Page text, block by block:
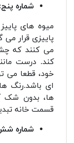
شماره
میوه های
پاییزی قرار می
می کنند که
کند. درست
خود، قطعا می
ای باشد.رنگ
ها، بدون شک
قسمت خانه
شماره